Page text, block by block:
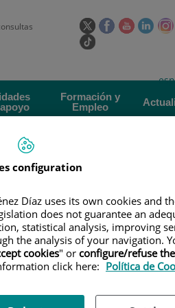
Este
enlace
en
una
ventana
Este
en
una
Este
en
una
Este
en
una
Enlace
aplicación
externa.
idioma
Formación y
Empleo
DE CANDIDATOS CONTRATO PFIS_AES
configuration
Díaz uses its own cookies and
does not guarantee an
statistical analysis, improving
the analysis of your navigation.
cookies" or configure/refuse
click here: Política de